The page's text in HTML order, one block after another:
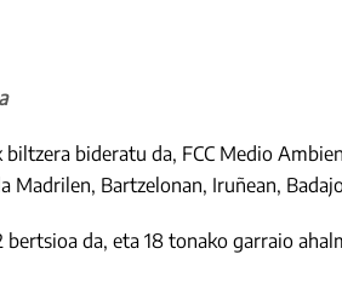
bideratu da, FCC Medio
Bartzelonan, Iruñean,
da, eta 18 tonako garraio